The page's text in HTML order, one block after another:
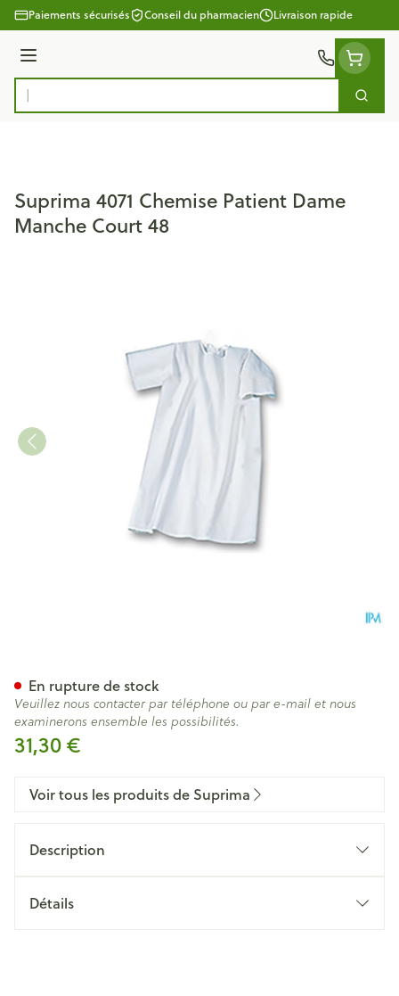
Aller au contenu
Paiements sécurisés Conseil du pharmacien Livraison rapide
Menu
Rechercher
Suprima 4071 Chemise Patient Dame
Manche Court 48
31,30 €
En rupture de stock
Veuillez nous contacter par téléphone ou par e-mail et nous
examinerons ensemble les possibilités.
Voir tous les produits de Suprima
Description
Détails